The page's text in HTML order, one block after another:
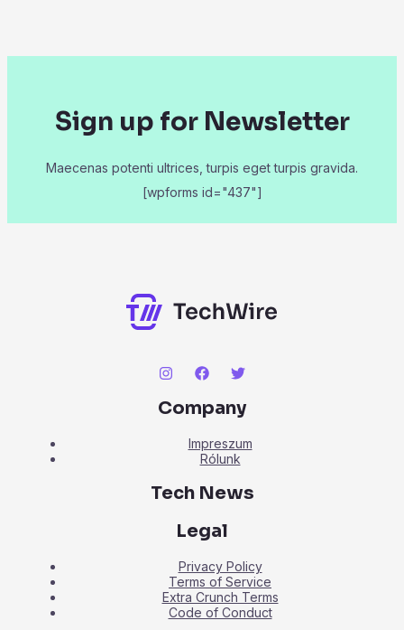
Sign up for Newsletter
Maecenas potenti ultrices, turpis eget turpis gravida.
[wpforms id="437"]
Company
Impreszum
Rólunk
Tech News
Legal
Privacy Policy
Terms of Service
Extra Crunch Terms
Code of Conduct